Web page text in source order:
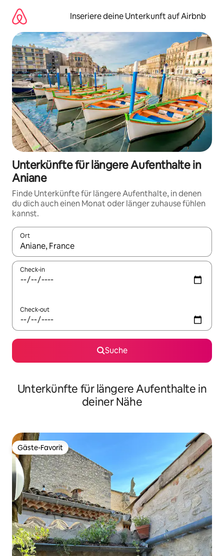
Inhalten
springen
Inseriere deine Unterkunft auf Airbnb
Unterkünfte für längere Aufenthalte in
Aniane
Finde Unterkünfte für längere Aufenthalte, in denen
du dich auch einen Monat oder länger zuhause fühlen
kannst.
Ort
Wenn Ergebnisse verfügbar sind, navigiere mit den
Check-in
Check-out
Suche
Unterkünfte für längere Aufenthalte in
deiner Nähe
Gäste-Favorit
Gäste-Favorit